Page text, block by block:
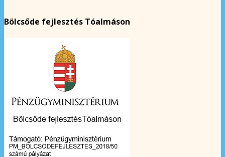
Bölcsőde fejlesztés Tóalmáson